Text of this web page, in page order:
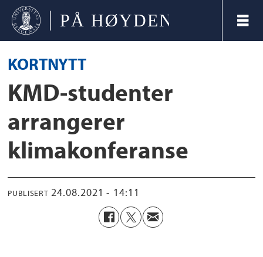
KORTNYTT
KMD-studenter
arrangerer
klimakonferanse
PUBLISERT 24.08.2021 - 14:11